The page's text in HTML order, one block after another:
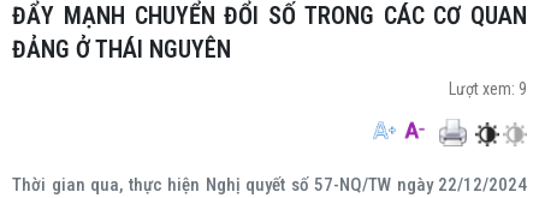
ĐẨY MẠNH CHUYỂN ĐỔI SỐ TRONG CÁC CƠ QUAN
ĐẢNG Ở THÁI NGUYÊN
Lượt xem: 9
Thời gian qua, thực hiện Nghị quyết số 57-NQ/TW ngày 22/12/2024